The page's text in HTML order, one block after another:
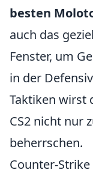
besten
auch das
Fenster, um
in der
Taktiken wirst
CS2 nicht nur
beherrschen.
Counter-